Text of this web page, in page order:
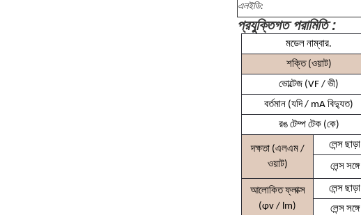
এলইডি:
প্রযুক্তিগত পরামিতি :
মডেল নাম্বার.
শক্তি (ওয়াট)
ভোল্টেজ (VF / ভী)
বর্তমান (যদি / mA বিদ্যুত)
রঙ টেম্প টেক (কে)
দক্ষতা (এলএম /
ওয়াট)
লেন্স ছাড়া
লেন্স সঙ্গে
আলোকিত ফ্লাক্স
(φv / lm)
লেন্স ছাড়া
লেন্স সঙ্গে